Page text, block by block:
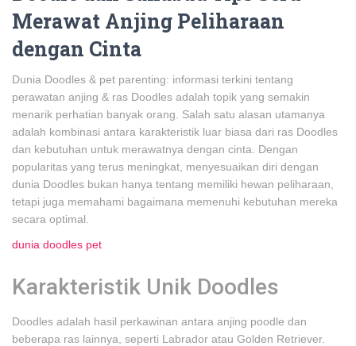
Merawat Anjing Peliharaan
dengan Cinta
Dunia Doodles & pet parenting: informasi terkini tentang
perawatan anjing & ras Doodles adalah topik yang semakin
menarik perhatian banyak orang. Salah satu alasan utamanya
adalah kombinasi antara karakteristik luar biasa dari ras Doodles
dan kebutuhan untuk merawatnya dengan cinta. Dengan
popularitas yang terus meningkat, menyesuaikan diri dengan
dunia Doodles bukan hanya tentang memiliki hewan peliharaan,
tetapi juga memahami bagaimana memenuhi kebutuhan mereka
secara optimal.
dunia doodles pet
Karakteristik Unik Doodles
Doodles adalah hasil perkawinan antara anjing poodle dan
beberapa ras lainnya, seperti Labrador atau Golden Retriever.